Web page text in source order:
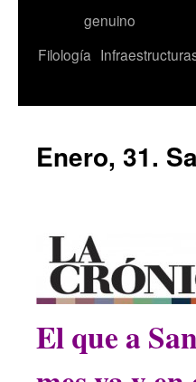
contenido
genuino
Filología
Enero, 31.
El que a